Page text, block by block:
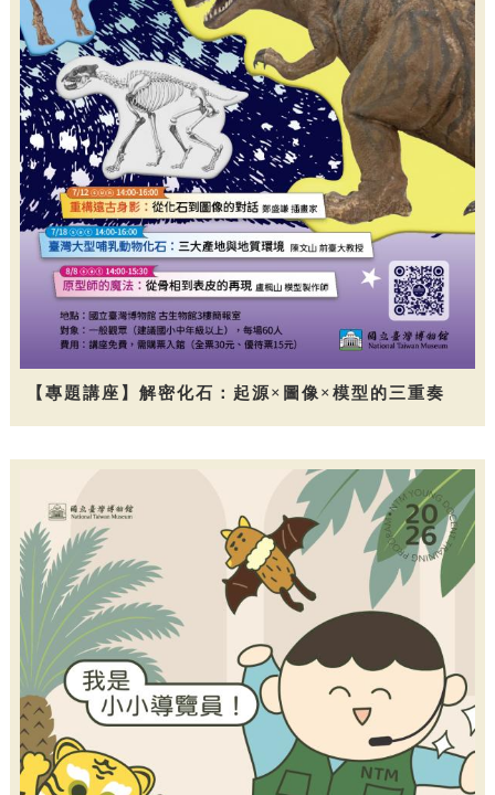
【專題講座】解密化石：起源×圖像×模型的三重奏